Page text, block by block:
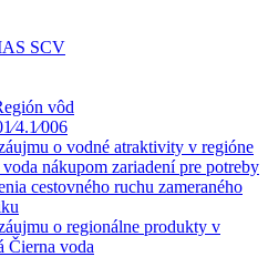
SCV
vôd
o vodné atraktivity v regióne
nákupom zariadení pre potreby
cestovného ruchu zameraného
o regionálne produkty v
Čierna voda